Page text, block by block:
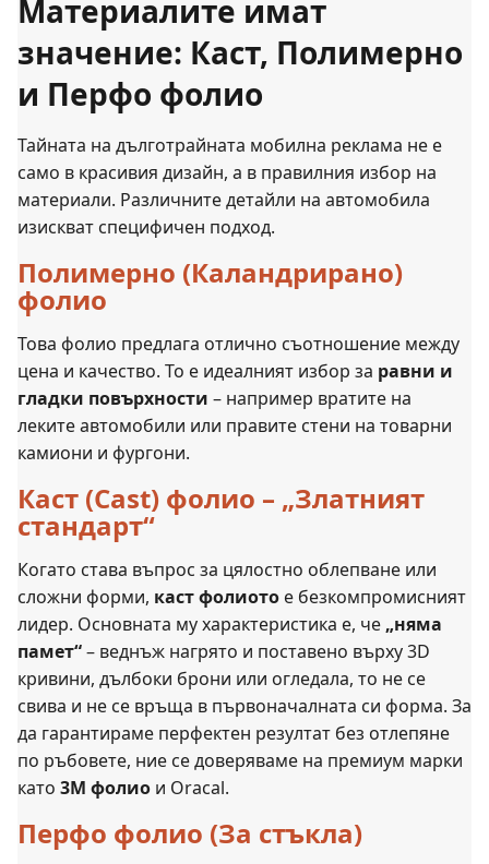
Материалите имат
значение: Каст, Полимерно
и Перфо фолио
Тайната на дълготрайната мобилна реклама не е
само в красивия дизайн, а в правилния избор на
материали. Различните детайли на автомобила
изискват специфичен подход.
Полимерно (Каландрирано)
фолио
Това фолио предлага отлично съотношение между
цена и качество. То е идеалният избор за равни и
гладки повърхности – например вратите на
леките автомобили или правите стени на товарни
камиони и фургони.
Каст (Cast) фолио – „Златният
стандарт“
Когато става въпрос за цялостно облепване или
сложни форми, каст фолиото е безкомпромисният
лидер. Основната му характеристика е, че „няма
памет“– веднъж нагрято и поставено върху 3D
кривини, дълбоки брони или огледала, то не се
свива и не се връща в първоначалната си форма. За
да гарантираме перфектен резултат без отлепяне
по ръбовете, ние се доверяваме на премиум марки
като 3M фолио и Oracal.
Перфо фолио (За стъкла)